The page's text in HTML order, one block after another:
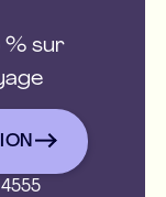
% sur
UNE